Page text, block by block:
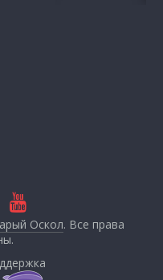
Оскол. Все права